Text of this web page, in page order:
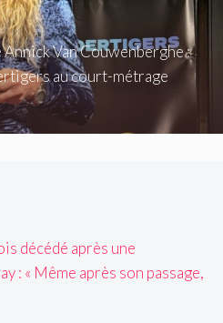
Van Couwenberghe :
au court-métrage
décédé après une
: « Même après son passage,